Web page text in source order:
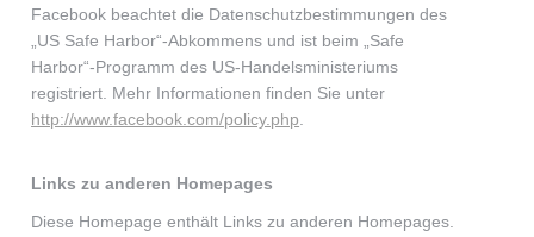
Facebook beachtet die Datenschutzbestimmungen des
„US Safe Harbor“-Abkommens und ist beim „Safe
Harbor“-Programm des US-Handelsministeriums
registriert. Mehr Informationen finden Sie unter
http://www.facebook.com/policy.php.
Links zu anderen Homepages
Diese Homepage enthält Links zu anderen Homepages.